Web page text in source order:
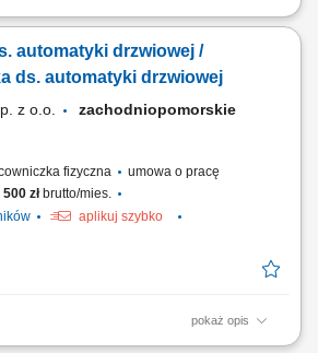
w branży transportu i logistyki, działający w
pracy, w którym liczą się
oraz rozwój pracowników. Dołączając do
automatyki drzwiowej /
ds. automatyki drzwiowej
z o.o.
zachodniopomorskie
fizyczna
umowa o pracę
złbrutto/mies.
aplikuj szybko
pokaż opis
serwis oraz naprawa drzwi automatycznych i